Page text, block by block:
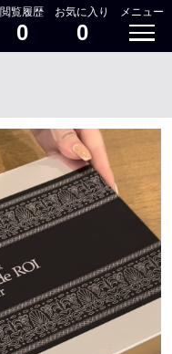
閲覧履歴
0
お気に入り
0
メニュー